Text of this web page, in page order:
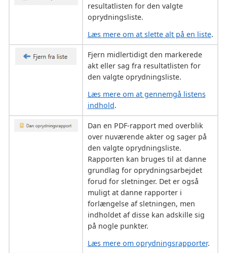
resultatlisten for den valgte
oprydningsliste.
Læs mere om at slette alt på en liste.
Fjern midlertidigt den markerede
akt eller sag fra resultatlisten for
den valgte oprydningsliste.
Læs mere om at gennemgå listens
indhold.
Dan en PDF-rapport med overblik
over nuværende akter og sager på
den valgte oprydningsliste.
Rapporten kan bruges til at danne
grundlag for oprydningsarbejdet
forud for sletninger. Det er også
muligt at danne rapporter i
forlængelse af sletningen, men
indholdet af disse kan adskille sig
på nogle punkter.
Læs mere om oprydningsrapporter.